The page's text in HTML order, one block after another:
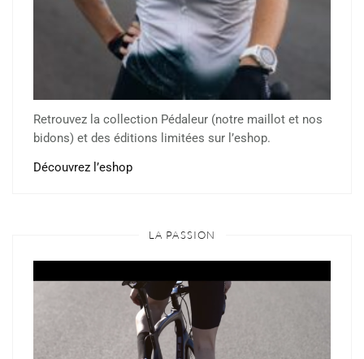
Retrouvez la collection Pédaleur (notre maillot et nos
bidons) et des éditions limitées sur l’eshop.
Découvrez l’eshop
LA PASSION